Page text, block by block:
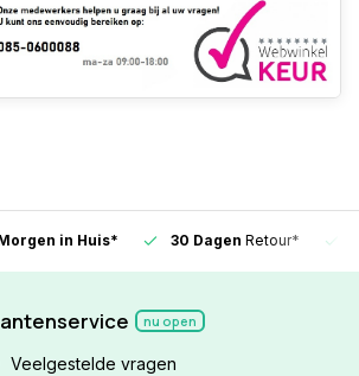
in Huis* 30 Dagen Retour*
nu open
Veelgestelde vragen